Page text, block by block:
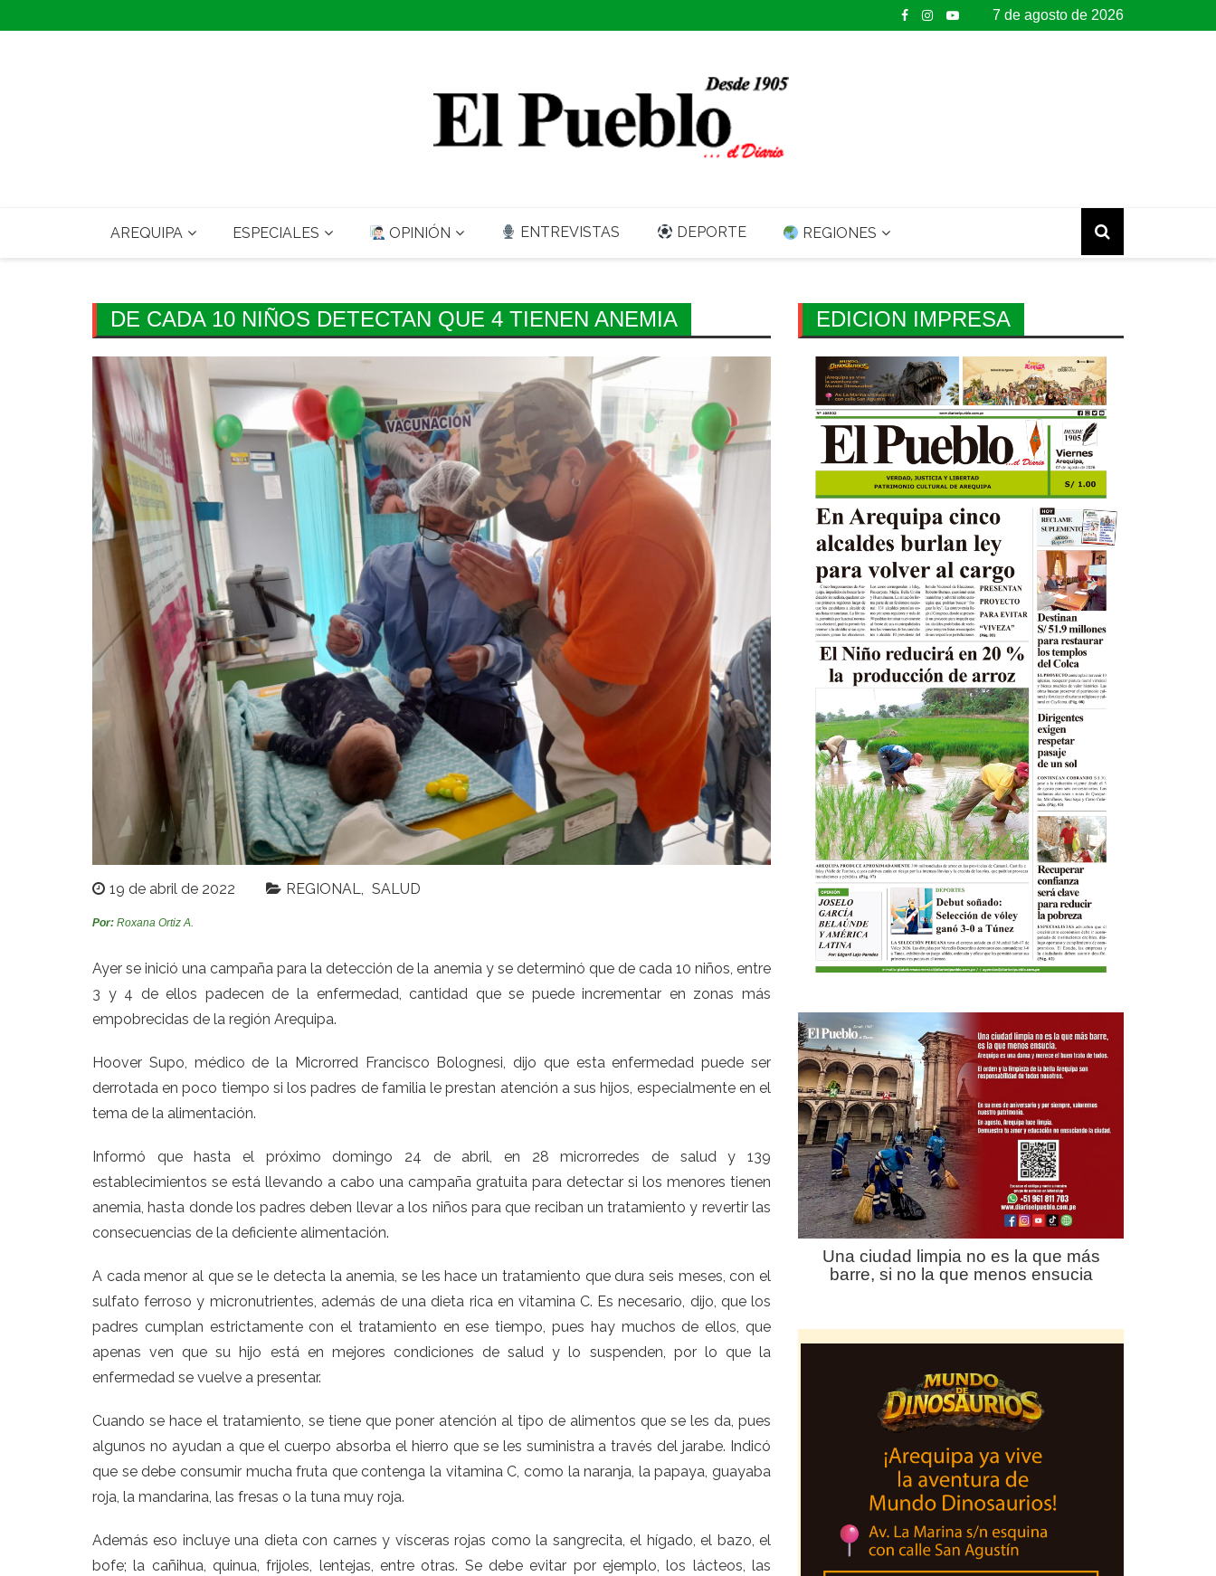
to
7 de agosto de 2026
AREQUIPA ESPECIALES OPINIÓN ENTREVISTAS DEPORTE REGIONES
DE CADA 10 NIÑOS DETECTAN QUE 4 TIENEN ANEMIA
19 de abril de 2022 REGIONAL SALUD
Por: Roxana Ortiz A.
Ayer se inició una campaña para la detección de la anemia y se determinó que de cada 10 niños, entre
3 y 4 de ellos padecen de la enfermedad, cantidad que se puede incrementar en zonas más
empobrecidas de la región Arequipa.
Hoover Supo, médico de la Microrred Francisco Bolognesi, dijo que esta enfermedad puede ser
derrotada en poco tiempo si los padres de familia le prestan atención a sus hijos, especialmente en el
tema de la alimentación.
Informó que hasta el próximo domingo 24 de abril, en 28 microrredes de salud y 139
establecimientos se está llevando a cabo una campaña gratuita para detectar si los menores tienen
anemia, hasta donde los padres deben llevar a los niños para que reciban un tratamiento y revertir las
consecuencias de la deficiente alimentación.
A cada menor al que se le detecta la anemia, se les hace un tratamiento que dura seis meses, con el
sulfato ferroso y micronutrientes, además de una dieta rica en vitamina C. Es necesario, dijo, que los
padres cumplan estrictamente con el tratamiento en ese tiempo, pues hay muchos de ellos, que
apenas ven que su hijo está en mejores condiciones de salud y lo suspenden, por lo que la
enfermedad se vuelve a presentar.
Cuando se hace el tratamiento, se tiene que poner atención al tipo de alimentos que se les da, pues
algunos no ayudan a que el cuerpo absorba el hierro que se les suministra a través del jarabe. Indicó
que se debe consumir mucha fruta que contenga la vitamina C, como la naranja, la papaya, guayaba
roja, la mandarina, las fresas o la tuna muy roja.
Además eso incluye una dieta con carnes y vísceras rojas como la sangrecita, el hígado, el bazo, el
bofe; la cañihua, quinua, frijoles, lentejas, entre otras. Se debe evitar por ejemplo, los lácteos, las
EDICION IMPRESA
Una ciudad limpia no es la que más
barre, si no la que menos ensucia